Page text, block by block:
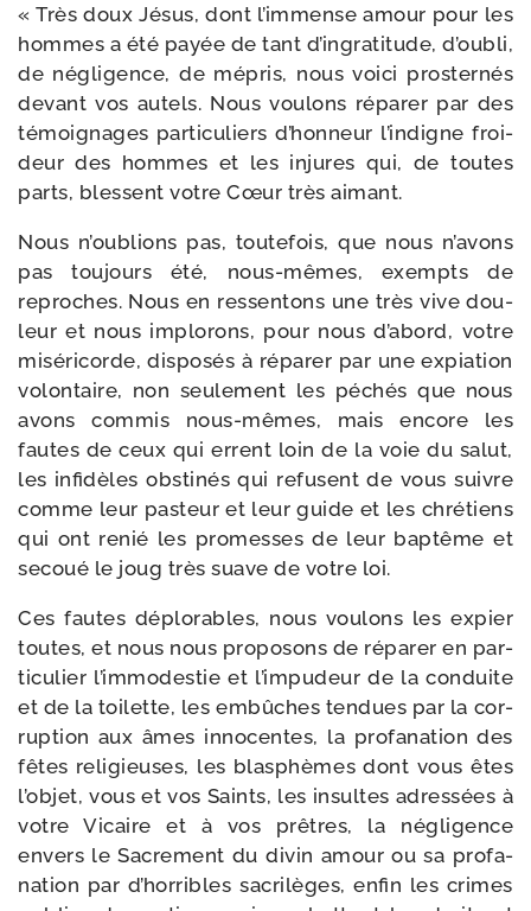
« Très doux Jésus, dont l’im­mense amour pour les
hommes a été payée de tant d’in­gra­ti­tude, d’ou­bli,
de négli­gence, de mépris, nous voi­ci pros­ter­nés
devant vos autels. Nous vou­lons répa­rer par des
témoi­gnages par­ti­cu­liers d’hon­neur l’in­digne froi­
deur des hommes et les injures qui, de toutes
parts, blessent votre Cœur très aimant.
Nous n’ou­blions pas, tou­te­fois, que nous n’a­vons
pas tou­jours été, nous-​mêmes, exempts de
reproches. Nous en res­sen­tons une très vive dou­
leur et nous implo­rons, pour nous d’a­bord, votre
misé­ri­corde, dis­po­sés à répa­rer par une expia­tion
volon­taire, non seule­ment les péchés que nous
avons com­mis nous-​mêmes, mais encore les
fautes de ceux qui errent loin de la voie du salut,
les infi­dèles obs­ti­nés qui refusent de vous suivre
comme leur pas­teur et leur guide et les chré­tiens
qui ont renié les pro­messes de leur bap­tême et
secoué le joug très suave de votre loi.
Ces fautes déplo­rables, nous vou­lons les expier
toutes, et nous nous pro­po­sons de répa­rer en par­
ti­cu­lier l’im­mo­des­tie et l’im­pu­deur de la conduite
et de la toi­lette, les embûches ten­dues par la cor­
rup­tion aux âmes inno­centes, la pro­fa­na­tion des
fêtes reli­gieuses, les blas­phèmes dont vous êtes
l’ob­jet, vous et vos Saints, les insultes adres­sées à
votre Vicaire et à vos prêtres, la négli­gence
envers le Sacrement du divin amour ou sa pro­fa­
na­tion par d’hor­ribles sacri­lèges, enfin les crimes